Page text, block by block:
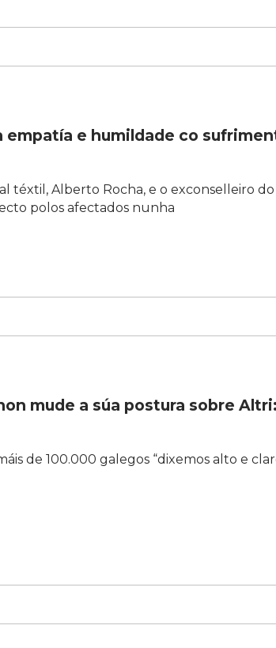
e humildade co
Alberto Rocha, e o exconselleiro do
polos afectados nunha
mude a súa postura sobre
de 100.000 galegos “dixemos alto e